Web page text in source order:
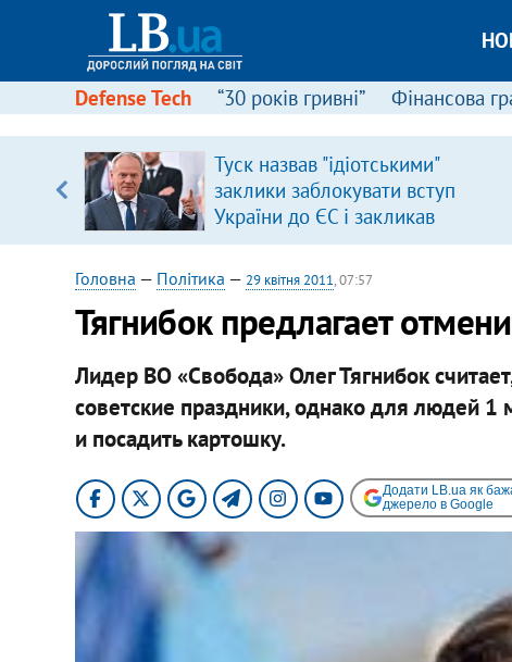
Defense Tech “30 років гривні” Фінансова
Туск назвав "ідіотськими"
заклики заблокувати вступ
України до ЄС і закликав
припинити антиукраїнську
риторику
Головна — Політика — 29 квітня 2011, 07:57
Тягнибок предлагает
Лидер ВО «Свобода» Олег Тягнибок
советские праздники, однако для людей 1
и посадить картошку.
Додати LB.ua як
джерело в Google